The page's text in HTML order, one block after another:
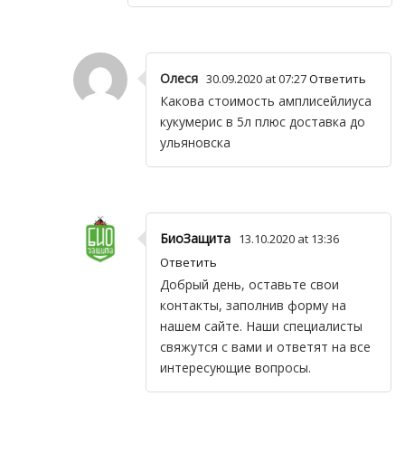
Олеся 30.09.2020 at 07:27Ответить
Какова стоимость амплисейлиуса
кукумерис в 5л плюс доставка до
ульяновска
БиоЗащита 13.10.2020 at 13:36
Ответить
Добрый день, оставьте свои
контакты, заполнив форму на
нашем сайте. Наши специалисты
свяжутся с вами и ответят на все
интересующие вопросы.